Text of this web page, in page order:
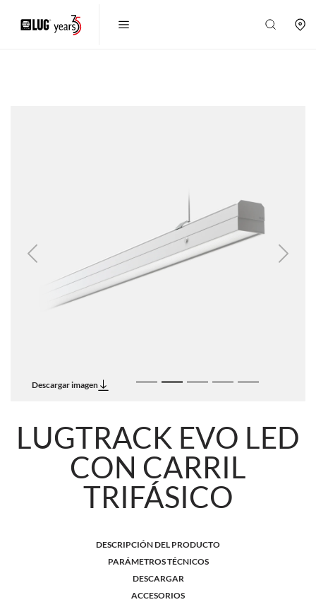
Previous Next
Descargar imagen
LUGTRACK EVO LED
CON CARRIL
TRIFÁSICO
DESCRIPCIÓN DEL PRODUCTO
PARÁMETROS TÉCNICOS
DESCARGAR
ACCESORIOS